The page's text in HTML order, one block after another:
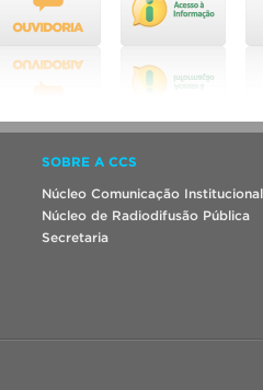
SOBRE A CCS
Núcleo Comunicação Institucional
Núcleo de Radiodifusão Pública
Secretaria